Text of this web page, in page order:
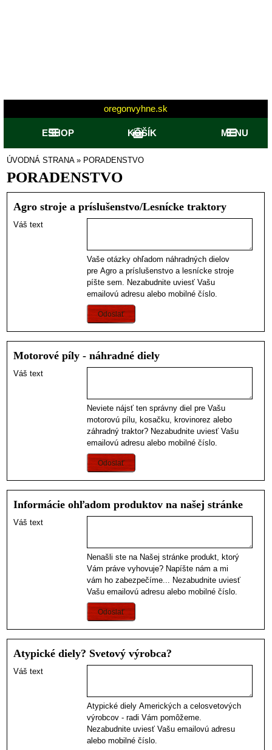
oregonvyhne.sk
ESHOP KOŠÍK MENU
ÚVODNÁ STRANA» PORADENSTVO
PORADENSTVO
Agro stroje a príslušenstvo/Lesnícke traktory
Váš text
Vaše otázky ohľadom náhradných dielov
pre Agro a príslušenstvo a lesnícke stroje
píšte sem. Nezabudnite uviesť Vašu
emailovú adresu alebo mobilné číslo.
Odoslať
Motorové píly - náhradné diely
Váš text
Neviete nájsť ten správny diel pre Vašu
motorovú pílu, kosačku, krovinorez alebo
záhradný traktor? Nezabudnite uviesť Vašu
emailovú adresu alebo mobilné číslo.
Odoslať
Informácie ohľadom produktov na našej stránke
Váš text
Nenašli ste na Našej stránke produkt, ktorý
Vám práve vyhovuje? Napíšte nám a mi
vám ho zabezpečíme... Nezabudnite uviesť
Vašu emailovú adresu alebo mobilné číslo.
Odoslať
Atypické diely? Svetový výrobca?
Váš text
Atypické diely Amerických a celosvetových
výrobcov - radi Vám pomôžeme.
Nezabudnite uviesť Vašu emailovú adresu
alebo mobilné číslo.